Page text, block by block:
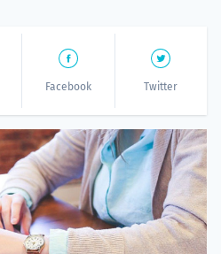
Facebook Twitter